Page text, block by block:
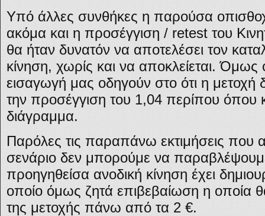
Υπό άλλες συνθήκες η παρούσα
ακόμα και η προσέγγιση / retest του
θα ήταν δυνατόν να αποτελέσει τον
κίνηση, χωρίς και να αποκλείεται.
εισαγωγή μας οδηγούν στο ότι η
την προσέγγιση του 1,04 περίπου όπου
διάγραμμα.
Παρόλες τις παραπάνω εκτιμήσεις που
σενάριο δεν μπορούμε να
προηγηθείσα ανοδική κίνηση έχει
οποίο όμως ζητά επιβεβαίωση η οποία
της μετοχής πάνω από τα 2 €.